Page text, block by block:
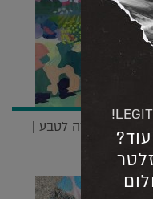
וחזרה לטבע |